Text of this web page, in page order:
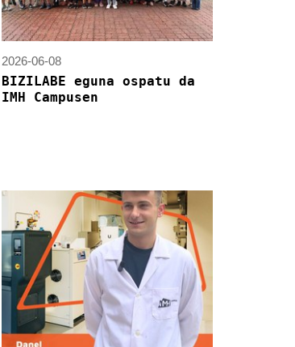
2026-06-08
BIZILABE eguna ospatu da
IMH Campusen